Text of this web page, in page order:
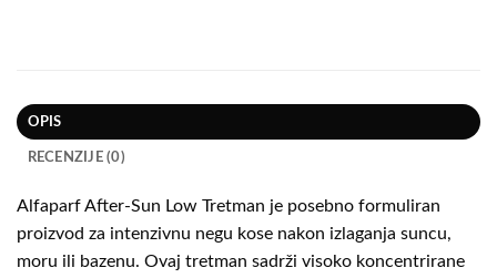
OPIS
RECENZIJE (0)
Alfaparf After-Sun Low Tretman je posebno formuliran
proizvod za intenzivnu negu kose nakon izlaganja suncu,
moru ili bazenu. Ovaj tretman sadrži visoko koncentrirane